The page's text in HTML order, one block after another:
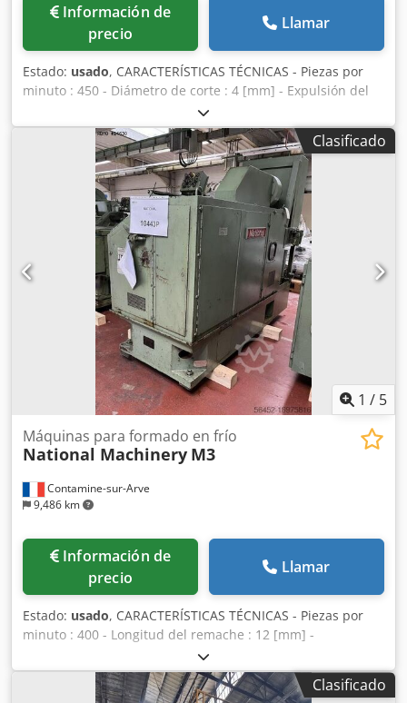
Información de
precio
Llamar
Estado: usado, CARACTERÍSTICAS TÉCNICAS - Piezas por
minuto : 450 - Diámetro de corte : 4 [mm] - Expulsión del
troquel : 25 [mm] - Anchura total : 0,74 [m - Dimensiones
totales (longitud) : 1,88 [m] - Motor : 4 [CV/kW] - Peso neto :
1.600 [kg] - Peso embalado : 2.100 [kg] EQUIPAMIENTO -
Herramientas según foto Dksdpfouhb Tqjx Agxer
Clasificado
1 / 5
Contamine-sur-Arve
9,486 km
Máquinas para formado en frío
National Machinery M3
Información de
precio
Llamar
Estado: usado, CARACTERÍSTICAS TÉCNICAS - Piezas por
minuto : 400 - Longitud del remache : 12 [mm] -
Profundidad del agujero (máx.) : 5 [mm] - Diámetro de
corte : 3 [mm] - Anchura total : 1,12 [m - Dimensiones
totales (longitud) : 2,21 [m] - Altura : 1,77 [m] - Motor : 4
Clasificado